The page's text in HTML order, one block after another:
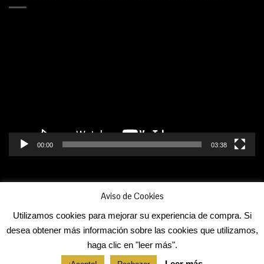
00:00 03:38
POLÍTICA DE COOKIES
TÉRMINOS Y CONDICIONES
AVISO LEGAL Y POLÍTICA DE PRIVACIDAD
COPYRIGHT 2026 © POLIMUSICA S.A. Diseño WEB realizado por
Aviso de Cookies
Utilizamos cookies para mejorar su experiencia de compra. Si
desea obtener más información sobre las cookies que utilizamos,
haga clic en "leer más".